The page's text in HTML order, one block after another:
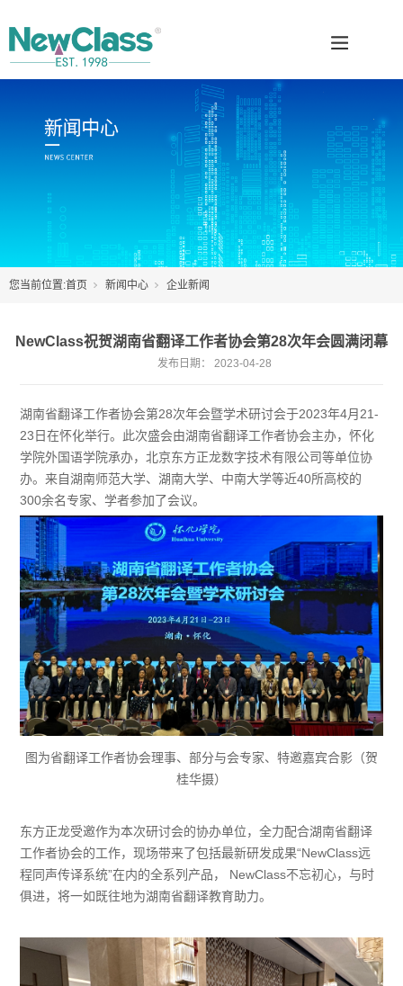
您当前位置:首页 新闻中心 企业新闻
NewClass祝贺湖南省翻译工作者协会第28次年会圆满闭幕
发布日期： 2023-04-28
湖南省翻译工作者协会第28次年会暨学术研讨会于2023年4月21-
23日在怀化举行。此次盛会由湖南省翻译工作者协会主办，怀化
学院外国语学院承办，北京东方正龙数字技术有限公司等单位协
办。来自湖南师范大学、湖南大学、中南大学等近40所高校的
300余名专家、学者参加了会议。
图为省翻译工作者协会理事、部分与会专家、特邀嘉宾合影（贺
桂华摄）
东方正龙受邀作为本次研讨会的协办单位，全力配合湖南省翻译
工作者协会的工作，现场带来了包括最新研发成果“NewClass远
程同声传译系统”在内的全系列产品， NewClass不忘初心，与时
俱进，将一如既往地为湖南省翻译教育助力。